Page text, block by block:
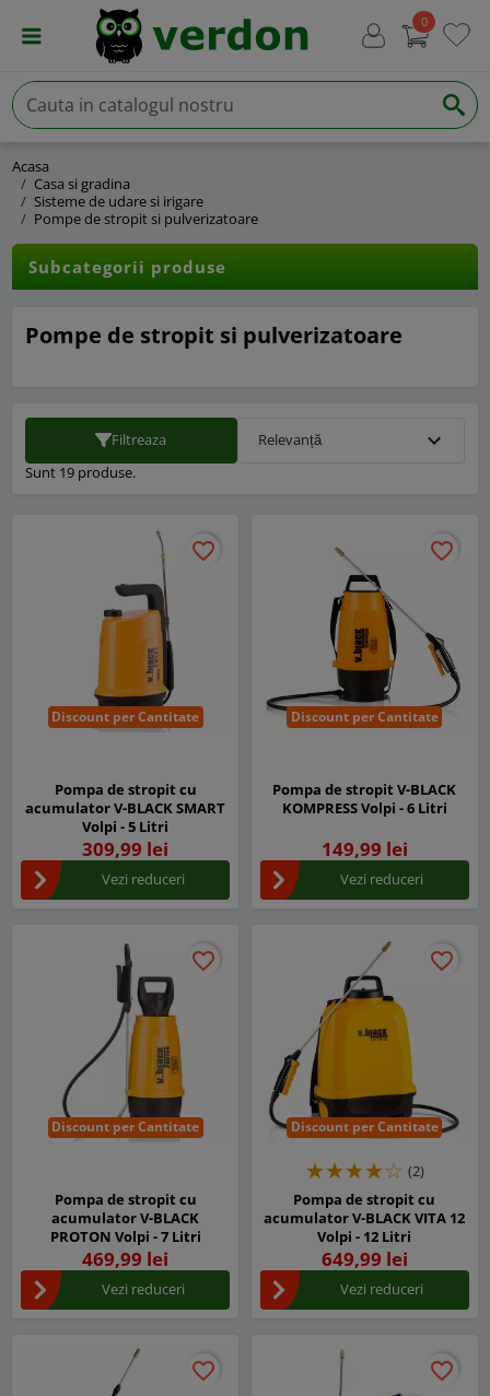
0
Acasa
Casa si gradina
Sisteme de udare si irigare
Pompe de stropit si pulverizatoare
Subcategorii produse
Pompe de stropit si pulverizatoare
Sunt 19 produse.
Filtreaza Relevanță expand_more
Discount per Cantitate
favorite_border
favorite_border
Pompa de stropit cu
acumulator V-BLACK SMART
Volpi - 5 Litri
309,99 lei
Vezi reduceri
Discount per Cantitate
favorite_border
favorite_border
Pompa de stropit V-BLACK
KOMPRESS Volpi - 6 Litri
149,99 lei
Vezi reduceri
Discount per Cantitate
favorite_border
favorite_border
Pompa de stropit cu
acumulator V-BLACK
PROTON Volpi - 7 Litri
469,99 lei
Vezi reduceri
Discount per Cantitate
favorite_border
favorite_border
(2)
Pompa de stropit cu
acumulator V-BLACK VITA 12
Volpi - 12 Litri
649,99 lei
Vezi reduceri
favorite_border
favorite_border favorite_border
favorite_border